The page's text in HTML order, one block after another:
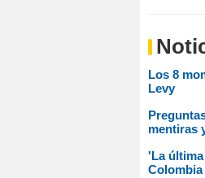
Los 8
Levy
mentiras
'La
Colombia